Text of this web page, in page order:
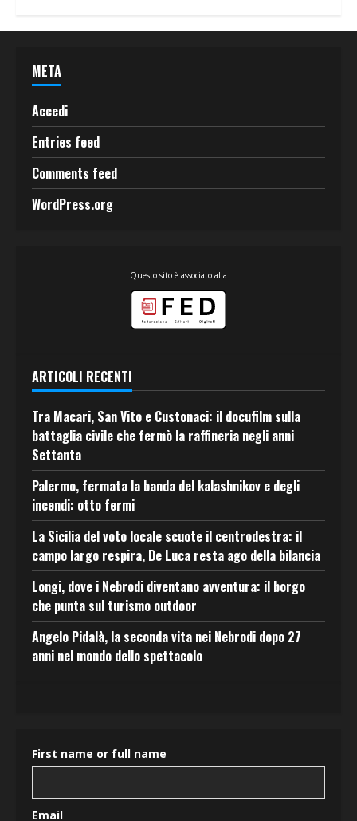
META
Accedi
Entries feed
Comments feed
WordPress.org
Questo sito è associato alla
ARTICOLI RECENTI
Tra Macari, San Vito e Custonaci: il docufilm sulla
battaglia civile che fermò la raffineria negli anni
Settanta
Palermo, fermata la banda del kalashnikov e degli
incendi: otto fermi
La Sicilia del voto locale scuote il centrodestra: il
campo largo respira, De Luca resta ago della bilancia
Longi, dove i Nebrodi diventano avventura: il borgo
che punta sul turismo outdoor
Angelo Pidalà, la seconda vita nei Nebrodi dopo 27
anni nel mondo dello spettacolo
First name or full name
Email